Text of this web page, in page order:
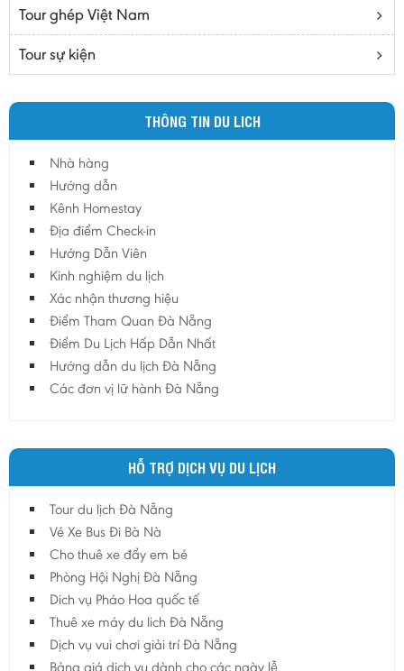
Đồng Nai
Đồng Tháp
Đắc Lắc
Hà Nam
Hà Tĩnh
Hà Tây
Hòa Bình
Hậu Giang
Hải Dương
Hải Phòng
Hưng Yên
Lào Cai
Lâm Đồng
Lai Châu
Lạng Sơn
Long An
Nam Định
Nghệ An
Tour ghép Việt Nam
Tour sự kiện
THÔNG TIN DU LICH
Nhà hàng
Hướng dẫn
Kênh Homestay
Địa điểm Check-in
Hướng Dẫn Viên
Kinh nghiệm du lịch
Xác nhận thương hiệu
Điểm Tham Quan Đà Nẵng
Điểm Du Lịch Hấp Dẫn Nhất
Hướng dẫn du lịch Đà Nẵng
Các đơn vị lữ hành Đà Nẵng
HỖ TRỢ DỊCH VỤ DU LỊCH
Tour du lịch Đà Nẵng
Vé Xe Bus Đi Bà Nà
Cho thuê xe đẩy em bé
Phòng Hội Nghị Đà Nẵng
Dich vụ Pháo Hoa quốc tế
Thuê xe máy du lich Đà Nẵng
Dịch vụ vui chơi giải trí Đà Nẵng
Bảng giá dịch vụ dành cho các ngày lễ